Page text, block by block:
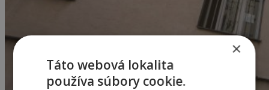
×
Táto webová lokalita
používa súbory cookie.